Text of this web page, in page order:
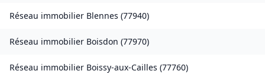
Réseau immobilier Blennes (77940)
Réseau immobilier Boisdon (77970)
Réseau immobilier Boissy-aux-Cailles (77760)